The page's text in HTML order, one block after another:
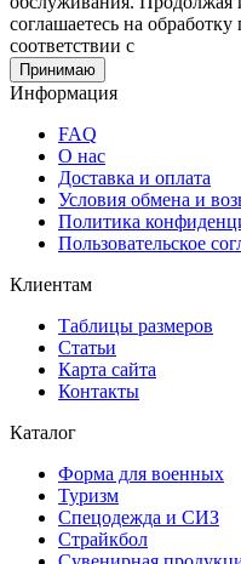
соглашаетесь на
соответствии с
Принимаю
Информация
FAQ
О нас
Доставка и оплата
Условия обмена и
Политика
Пользовательское
Клиентам
Таблицы размеров
Статьи
Карта сайта
Контакты
Каталог
Форма для военных
Туризм
Спецодежда и СИЗ
Страйкбол